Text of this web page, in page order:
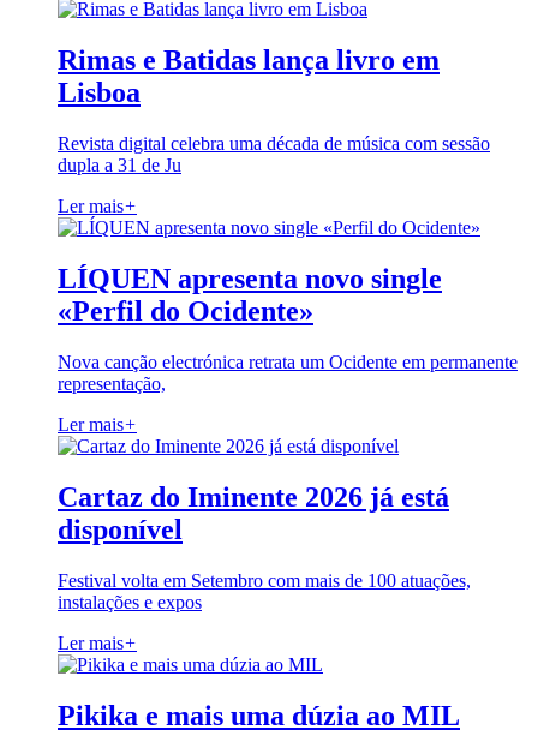
Rimas e Batidas lança livro em
Lisboa
Revista digital celebra uma década de música com sessão
dupla a 31 de Ju
Ler mais+
LÍQUEN apresenta novo single
«Perfil do Ocidente»
Nova canção electrónica retrata um Ocidente em permanente
representação,
Ler mais+
Cartaz do Iminente 2026 já está
disponível
Festival volta em Setembro com mais de 100 atuações,
instalações e expos
Ler mais+
Pikika e mais uma dúzia ao MIL